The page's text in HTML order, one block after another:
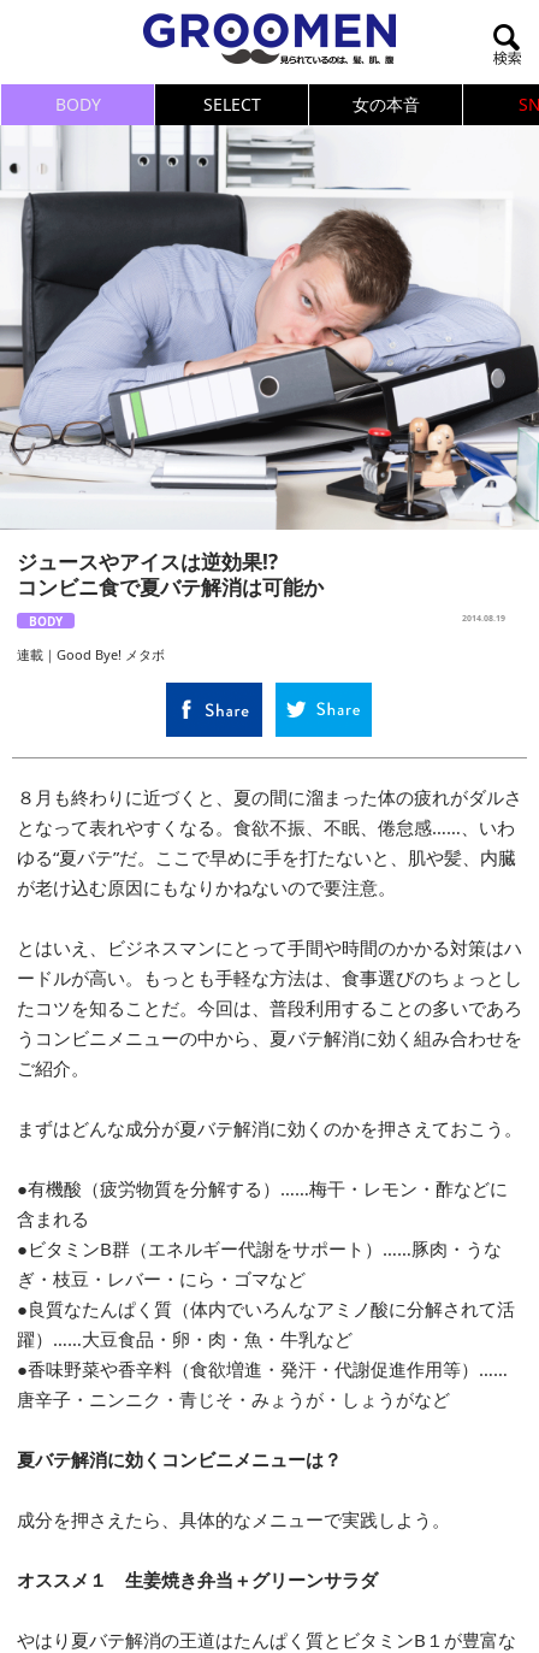
BODY SELECT 女の本音
ジュースやアイスは逆効果!?
コンビニ食で夏バテ解消は可能か
BODY 2014.08.19
連載｜Good Bye! メタボ
８月も終わりに近づくと、夏の間に溜まった体の疲れがダルさ
となって表れやすくなる。食欲不振、不眠、倦怠感……、いわ
ゆる“夏バテ”だ。ここで早めに手を打たないと、肌や髪、内臓
が老け込む原因にもなりかねないので要注意。
とはいえ、ビジネスマンにとって手間や時間のかかる対策はハ
ードルが高い。もっとも手軽な方法は、食事選びのちょっとし
たコツを知ることだ。今回は、普段利用することの多いであろ
うコンビニメニューの中から、夏バテ解消に効く組み合わせを
ご紹介。
まずはどんな成分が夏バテ解消に効くのかを押さえておこう。
●有機酸（疲労物質を分解する）……梅干・レモン・酢などに
含まれる
●ビタミンB群（エネルギー代謝をサポート）……豚肉・うな
ぎ・枝豆・レバー・にら・ゴマなど
●良質なたんぱく質（体内でいろんなアミノ酸に分解されて活
躍）……大豆食品・卵・肉・魚・牛乳など
●香味野菜や香辛料（食欲増進・発汗・代謝促進作用等）……
唐辛子・ニンニク・青じそ・みょうが・しょうがなど
夏バテ解消に効くコンビニメニューは？
成分を押さえたら、具体的なメニューで実践しよう。
オススメ１ 生姜焼き弁当＋グリーンサラダ
やはり夏バテ解消の王道はたんぱく質とビタミンB１が豊富な